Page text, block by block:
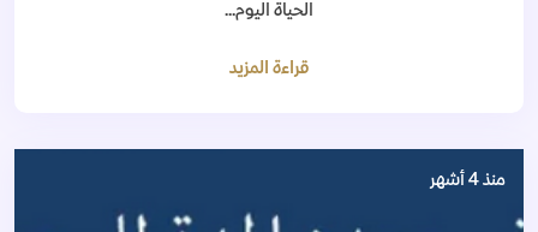
الحياة اليوم...
قراءة المزيد
منذ 4 أشهر